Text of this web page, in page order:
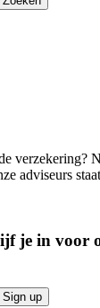
verzekering?
adviseurs
je in voor